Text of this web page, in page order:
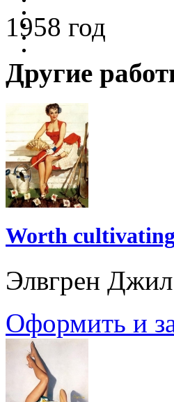
1958 год
Другие
Worth
Элвгрен Джил
Оформить и